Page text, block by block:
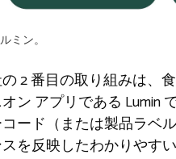
ミン。
2 番目の取り組みは、
ン アプリである Lumin で
ード（または製品ラベ
を反映したわかりやす